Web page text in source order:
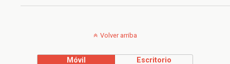
Volver arriba
Móvil Escritorio